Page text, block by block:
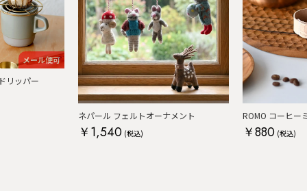
メール便可
リッパー
ネパール フェルトオーナメント
￥1,540 (税込)
ROMO コーヒー
￥880 (税込)